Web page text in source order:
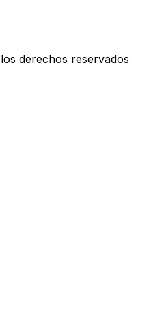
derechos reservados